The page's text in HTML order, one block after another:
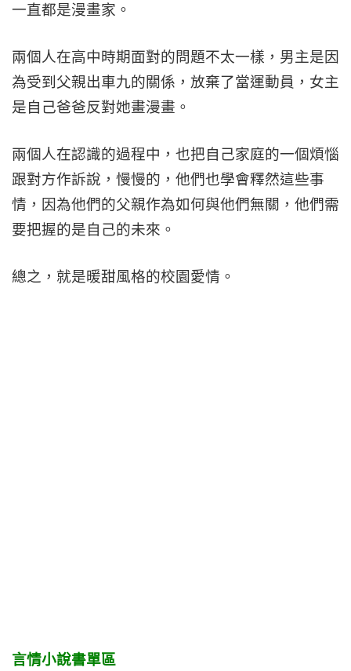
一直都是漫畫家。
兩個人在高中時期面對的問題不太一樣，男主是因
為受到父親出車九的關係，放棄了當運動員，女主
是自己爸爸反對她畫漫畫。
兩個人在認識的過程中，也把自己家庭的一個煩惱
跟對方作訴說，慢慢的，他們也學會釋然這些事
情，因為他們的父親作為如何與他們無關，他們需
要把握的是自己的未來。
總之，就是暖甜風格的校園愛情。
言情小說書單區